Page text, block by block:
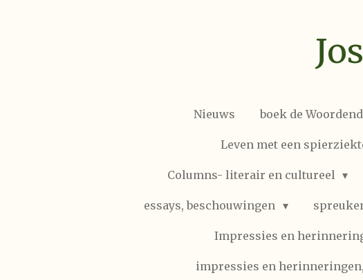
Nieuws boek de
Leven met een
Columns- literair en cultureel
essays, beschouwingen
Impressies en
impressies en